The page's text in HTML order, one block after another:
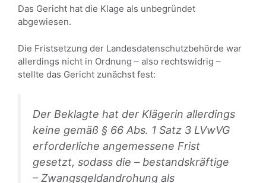
Das Gericht hat die Klage als unbegründet
abgewiesen.
Die Fristsetzung der Landesdatenschutzbehörde war
allerdings nicht in Ordnung – also rechtswidrig –
stellte das Gericht zunächst fest:
Der Beklagte hat der Klägerin allerdings
keine gemäß § 66 Abs. 1 Satz 3 LVwVG
erforderliche angemessene Frist
gesetzt, sodass die – bestandskräftige
– Zwangsgeldandrohung als